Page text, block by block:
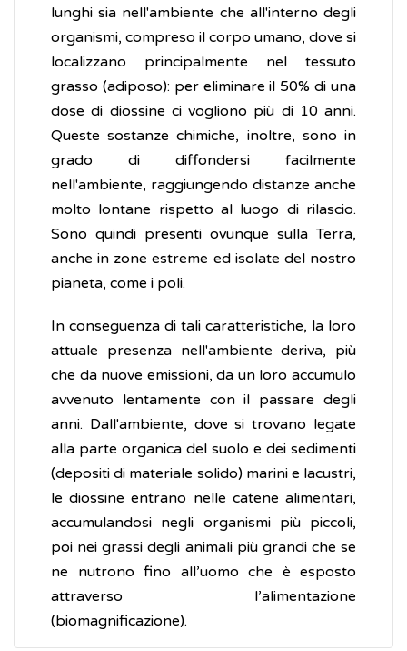
lunghi sia nell'ambiente che all'interno degli
organismi, compreso il corpo umano, dove si
localizzano principalmente nel tessuto
grasso (adiposo): per eliminare il 50% di una
dose di diossine ci vogliono più di 10 anni.
Queste sostanze chimiche, inoltre, sono in
grado di diffondersi facilmente
nell'ambiente, raggiungendo distanze anche
molto lontane rispetto al luogo di rilascio.
Sono quindi presenti ovunque sulla Terra,
anche in zone estreme ed isolate del nostro
pianeta, come i poli.
In conseguenza di tali caratteristiche, la loro
attuale presenza nell'ambiente deriva, più
che da nuove emissioni, da un loro accumulo
avvenuto lentamente con il passare degli
anni. Dall'ambiente, dove si trovano legate
alla parte organica del suolo e dei sedimenti
(depositi di materiale solido) marini e lacustri,
le diossine entrano nelle catene alimentari,
accumulandosi negli organismi più piccoli,
poi nei grassi degli animali più grandi che se
ne nutrono fino all’uomo che è esposto
attraverso l’alimentazione
(biomagnificazione).